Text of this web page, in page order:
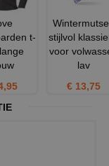
t-
stijlvol
voor
lav
€ 13,75